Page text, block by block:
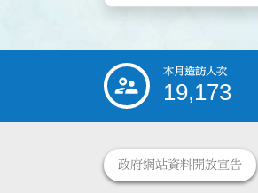
::: 本月造訪人次
19,173
政府網站資料開放宣告